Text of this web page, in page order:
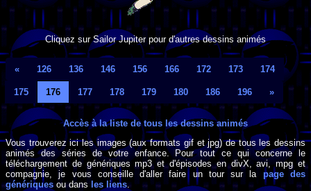
Cliquez sur Sailor Jupiter pour d'autres dessins animés
« 126 136 146 156 166 172 173 174
175 176 177 178 179 180 186 196 »
Accès à la liste de tous les dessins animés
Vous trouverez ici les images (aux formats gif et jpg) de tous les dessins
animés des séries de votre enfance. Pour tout ce qui concerne le
téléchargement de génériques mp3 et d'épisodes en divX, avi, mpg et
compagnie, je vous conseille d'aller faire un tour sur la page des
génériquesou dans les liens.